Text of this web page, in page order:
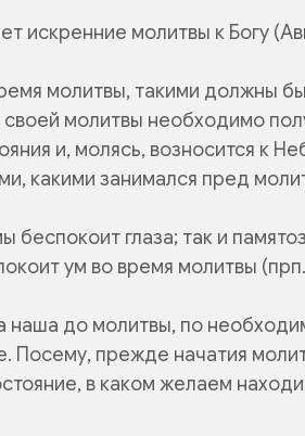
искренние молитвы к Богу
молитвы, такими должны
молитвы необходимо
и, молясь, возносится к
какими занимался пред
глаза; так и
ум во время молитвы
наша до молитвы, по
Посему, прежде начатия
в каком желаем